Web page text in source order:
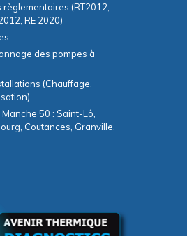
(RT2012,
RE 2020)
des pompes à
(Chauffage,
50 : Saint-Lô,
Coutances, Granville,